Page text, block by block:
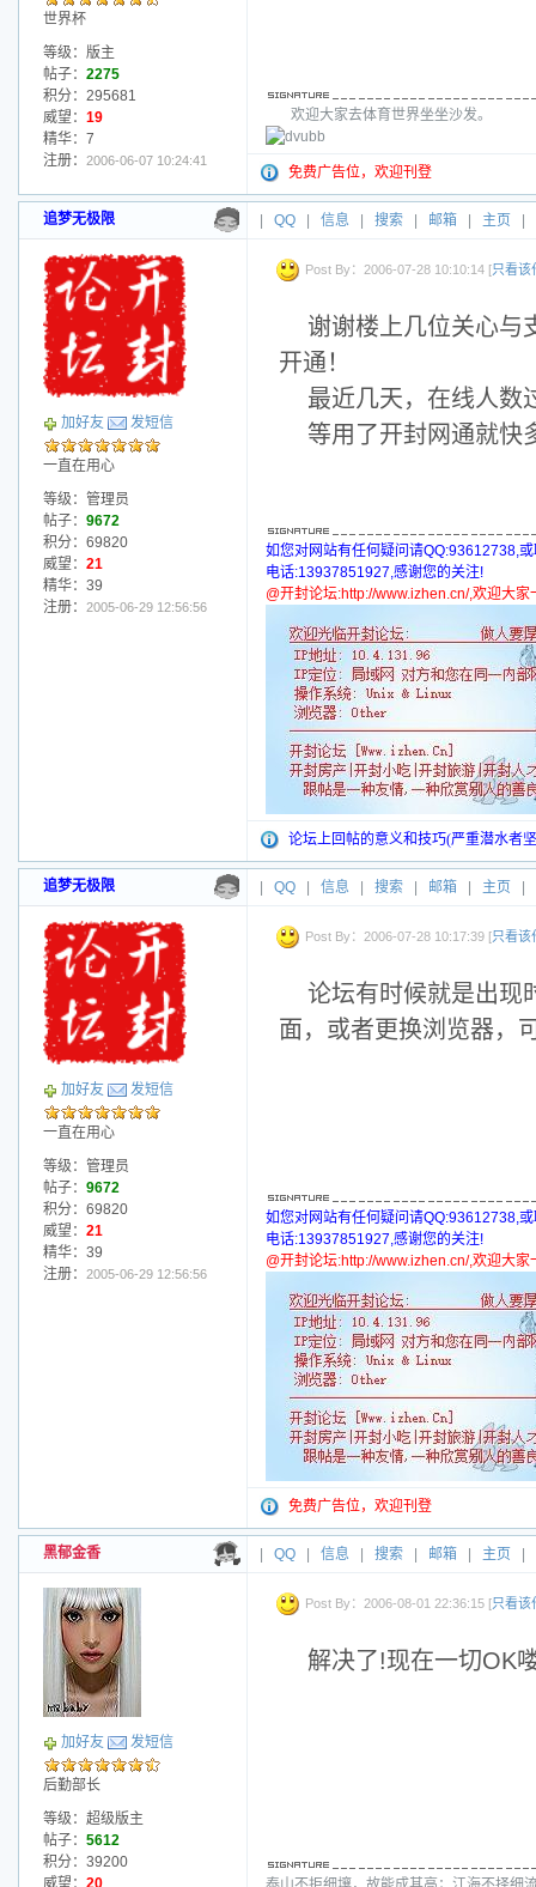
世界杯
等级：版主
帖子： 2275
积分：295681
威望： 19
精华：7
注册： 2006-06-07 10:24:41
欢迎大家去体育世界坐坐沙发。
免费广告位，欢迎刊登
追梦无极限 QQ 信息 搜索 邮箱 主页
加好友 发短信
一直在用心
等级：管理员
帖子： 9672
积分：69820
威望： 21
精华：39
注册： 2005-06-29 12:56:56
Post By：2006-07-28 10:10:14 [只看该
谢谢楼上几位关心与
开通！
最近几天，在线人数
等用了开封网通就快
如您对网站有任何疑问请QQ:93612738,
电话:13937851927,感谢您的关注!
@开封论坛:http://www.izhen.cn/,欢迎大家
论坛上回帖的意义和技巧(严重潜水者
追梦无极限 QQ 信息 搜索 邮箱 主页
加好友 发短信
一直在用心
等级：管理员
帖子： 9672
积分：69820
威望： 21
精华：39
注册： 2005-06-29 12:56:56
Post By：2006-07-28 10:17:39 [只看该
论坛有时候就是出现
面，或者更换浏览器，
如您对网站有任何疑问请QQ:93612738,
电话:13937851927,感谢您的关注!
@开封论坛:http://www.izhen.cn/,欢迎大家
免费广告位，欢迎刊登
黑郁金香 QQ 信息 搜索 邮箱 主页
加好友 发短信
后勤部长
等级：超级版主
帖子： 5612
积分：39200
威望： 20
Post By：2006-08-01 22:36:15 [只看该
解决了!现在一切OK